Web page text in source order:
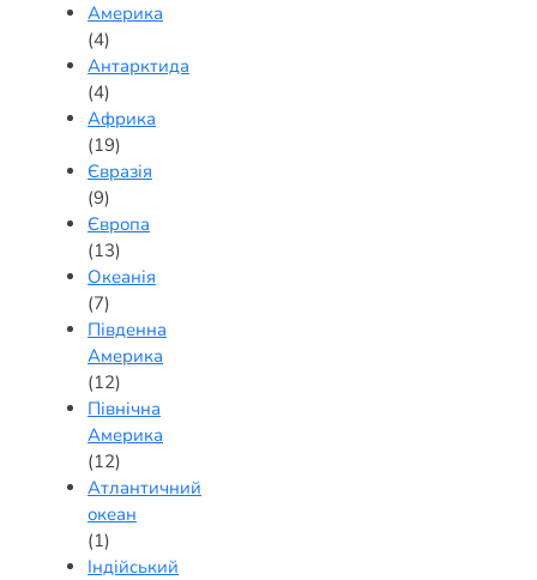
Америка
(4)
Антарктида
(4)
Африка
(19)
Євразія
(9)
Європа
(13)
Океанія
(7)
Південна
Америка
(12)
Північна
Америка
(12)
Атлантичний
океан
(1)
Індійський